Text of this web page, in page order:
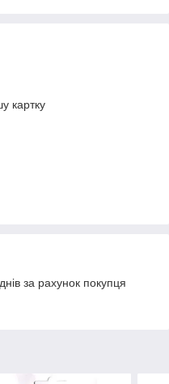
картку
за рахунок покупця